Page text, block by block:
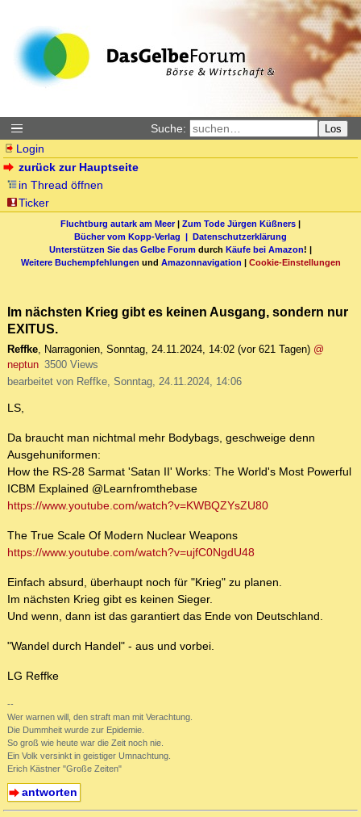
Suche: Los
Login
zurück zur Hauptseite
in Thread öffnen
Ticker
Fluchtburg autark am Meer| Zum Tode Jürgen Küßners |
Bücher vom Kopp-Verlag | Datenschutzerklärung
Unterstützen Sie das Gelbe Forum durch Käufe bei Amazon! |
Weitere Buchempfehlungen und Amazonnavigation | Cookie-Einstellungen
Im nächsten Krieg gibt es keinen Ausgang, sondern nur
EXITUS.
Reffke, Narragonien, Sonntag, 24.11.2024, 14:02 (vor 621 Tagen) @
neptun 3500 Views
bearbeitet von Reffke, Sonntag, 24.11.2024, 14:06
LS,
Da braucht man nichtmal mehr Bodybags, geschweige denn
Ausgehuniformen:
How the RS-28 Sarmat 'Satan II' Works: The World's Most Powerful
ICBM Explained ‪@Learnfromthebase‬
https://www.youtube.com/watch?v=KWBQZYsZU80
The True Scale Of Modern Nuclear Weapons
https://www.youtube.com/watch?v=ujfC0NgdU48
Einfach absurd, überhaupt noch für "Krieg" zu planen.
Im nächsten Krieg gibt es keinen Sieger.
Und wenn, dann ist das garantiert das Ende von Deutschland.
"Wandel durch Handel" - aus und vorbei.
LG Reffke
--
Wer warnen will, den straft man mit Verachtung.
Die Dummheit wurde zur Epidemie.
So groß wie heute war die Zeit noch nie.
Ein Volk versinkt in geistiger Umnachtung.
Erich Kästner "Große Zeiten"
antworten